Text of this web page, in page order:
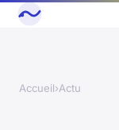
Accueil›Actu